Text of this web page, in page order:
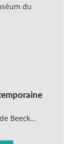
du
Beeck…